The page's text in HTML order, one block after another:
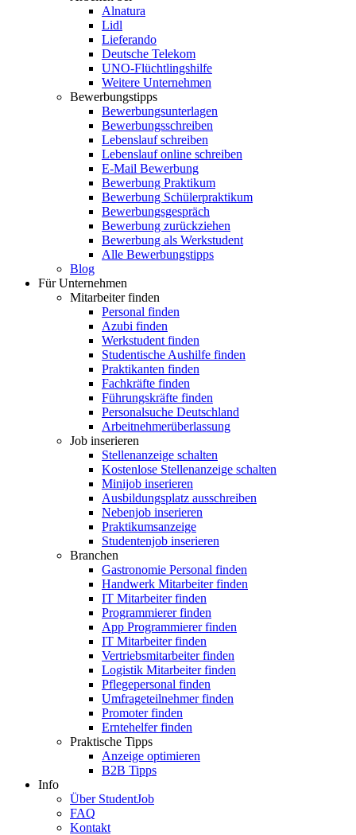
Alnatura
Lidl
Lieferando
Deutsche Telekom
UNO-Flüchtlingshilfe
Weitere Unternehmen
Bewerbungstipps
Bewerbungsunterlagen
Bewerbungsschreiben
Lebenslauf schreiben
Lebenslauf online schreiben
E-Mail Bewerbung
Bewerbung Praktikum
Bewerbung Schülerpraktikum
Bewerbungsgespräch
Bewerbung zurückziehen
Bewerbung als Werkstudent
Alle Bewerbungstipps
Blog
Für Unternehmen
Mitarbeiter finden
Personal finden
Azubi finden
Werkstudent finden
Studentische Aushilfe finden
Praktikanten finden
Fachkräfte finden
Führungskräfte finden
Personalsuche Deutschland
Arbeitnehmerüberlassung
Job inserieren
Stellenanzeige schalten
Kostenlose Stellenanzeige schalten
Minijob inserieren
Ausbildungsplatz ausschreiben
Nebenjob inserieren
Praktikumsanzeige
Studentenjob inserieren
Branchen
Gastronomie Personal finden
Handwerk Mitarbeiter finden
IT Mitarbeiter finden
Programmierer finden
App Programmierer finden
IT Mitarbeiter finden
Vertriebsmitarbeiter finden
Logistik Mitarbeiter finden
Pflegepersonal finden
Umfrageteilnehmer finden
Promoter finden
Erntehelfer finden
Praktische Tipps
Anzeige optimieren
B2B Tipps
Info
Über StudentJob
FAQ
Kontakt